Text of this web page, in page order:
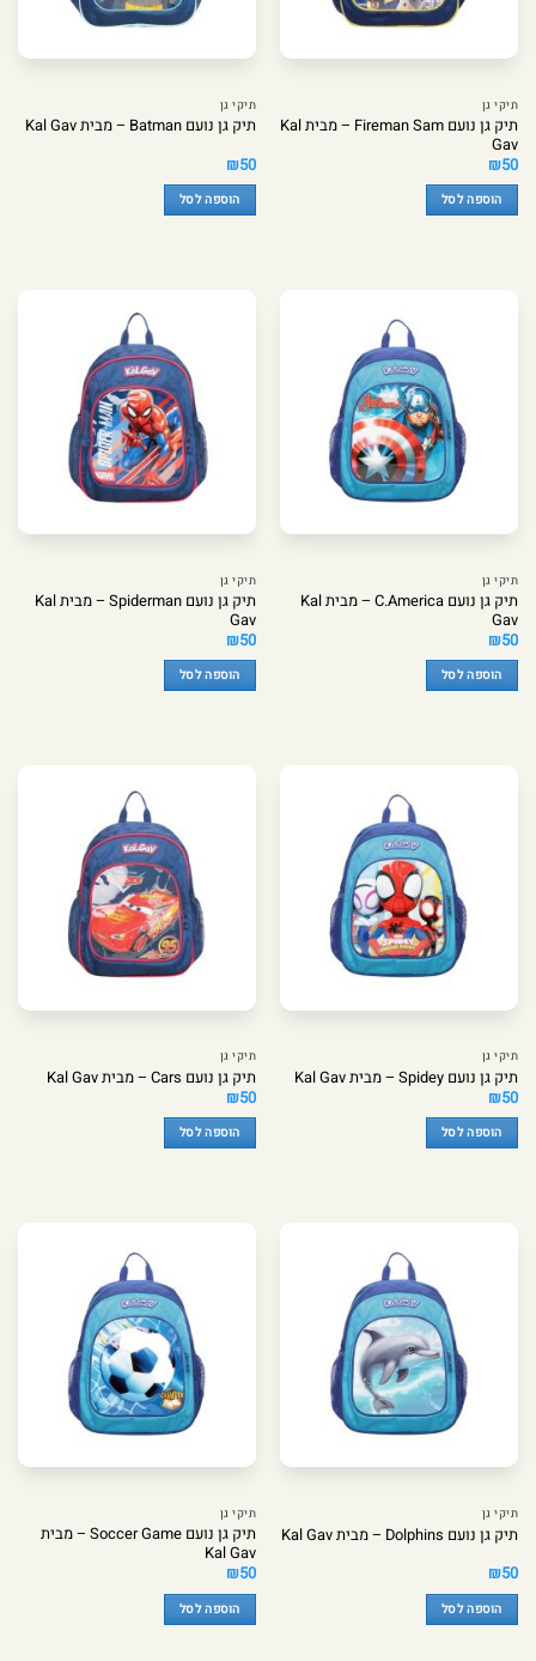
תיקי גן
תיק גן נועם Fireman Sam – מבית Kal
Gav
₪50
הוספה לסל
תיקי גן
תיק גן נועם Batman – מבית Kal Gav
₪50
הוספה לסל
תיקי גן
תיק גן נועם C.America – מבית Kal
Gav
₪50
הוספה לסל
תיקי גן
תיק גן נועם Spiderman – מבית Kal
Gav
₪50
הוספה לסל
תיקי גן
תיק גן נועם Spidey – מבית Kal Gav
₪50
הוספה לסל
תיקי גן
תיק גן נועם Cars – מבית Kal Gav
₪50
הוספה לסל
תיקי גן
תיק גן נועם Dolphins – מבית Kal Gav
₪50
הוספה לסל
תיקי גן
תיק גן נועם Soccer Game – מבית
Kal Gav
₪50
הוספה לסל